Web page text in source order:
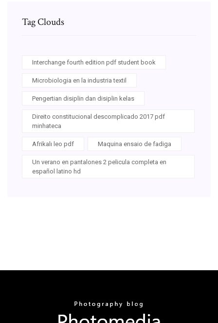
Tag Clouds
Interchange fourth edition pdf student book
Microbiologia en la industria textil
Pengertian disiplin dan disiplin kelas
Direito constitucional descomplicado 2017 pdf
minhateca
Afrikalı leo pdf Maquina ensaio de fadiga
Un verano en pantalones 2 pelicula completa en
español latino hd